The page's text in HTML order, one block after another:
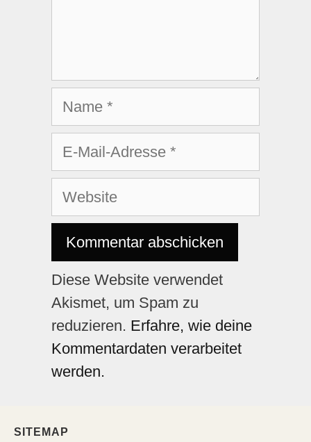
Diese Website verwendet
Akismet, um Spam zu
reduzieren. Erfahre, wie deine
Kommentardaten verarbeitet
werden.
SITEMAP